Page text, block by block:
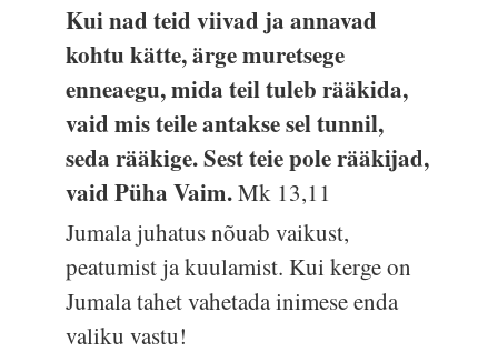
Kui nad teid viivad ja annavad
kohtu kätte, ärge muretsege
enneaegu, mida teil tuleb rääkida,
vaid mis teile antakse sel tunnil,
seda rääkige. Sest teie pole rääkijad,
vaid Püha Vaim.Mk 13,11
Jumala juhatus nõuab vaikust,
peatumist ja kuulamist. Kui kerge on
Jumala tahet vahetada inimese enda
valiku vastu!